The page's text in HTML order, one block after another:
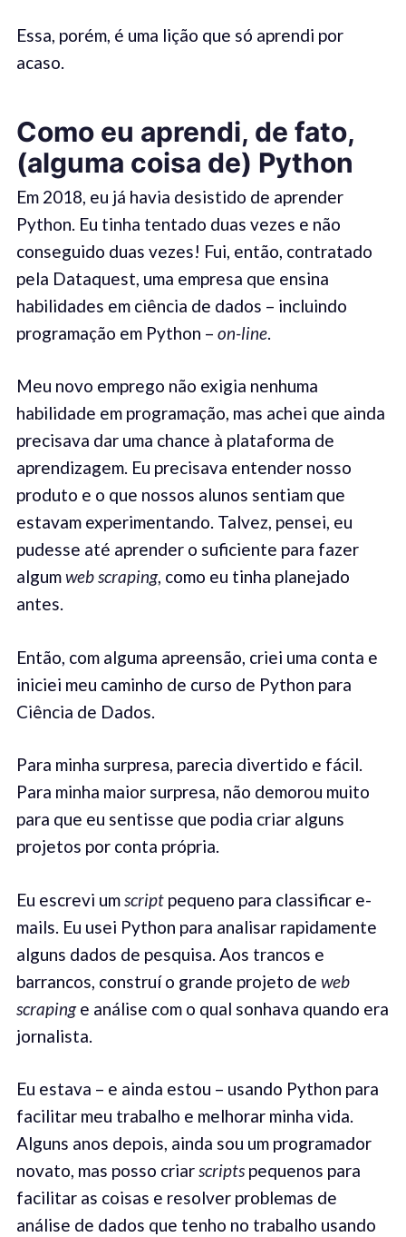
Essa, porém, é uma lição que só aprendi por
acaso.
Como eu aprendi, de fato,
(alguma coisa de) Python
Em 2018, eu já havia desistido de aprender
Python. Eu tinha tentado duas vezes e não
conseguido duas vezes! Fui, então, contratado
pela Dataquest, uma empresa que ensina
habilidades em ciência de dados – incluindo
programação em Python – on-line.
Meu novo emprego não exigia nenhuma
habilidade em programação, mas achei que ainda
precisava dar uma chance à plataforma de
aprendizagem. Eu precisava entender nosso
produto e o que nossos alunos sentiam que
estavam experimentando. Talvez, pensei, eu
pudesse até aprender o suficiente para fazer
algumweb scraping, como eu tinha planejado
antes.
Então, com alguma apreensão, criei uma conta e
iniciei meu caminho de curso de Python para
Ciência de Dados.
Para minha surpresa, parecia divertido e fácil.
Para minha maior surpresa, não demorou muito
para que eu sentisse que podia criar alguns
projetos por conta própria.
Eu escrevi umscriptpequeno para classificar e-
mails. Eu usei Python para analisar rapidamente
alguns dados de pesquisa. Aos trancos e
barrancos, construí o grande projeto de web
scrapinge análise com o qual sonhava quando era
jornalista.
Eu estava – e ainda estou – usando Python para
facilitar meu trabalho e melhorar minha vida.
Alguns anos depois, ainda sou um programador
novato, mas posso criarscriptspequenos para
facilitar as coisas e resolver problemas de
análise de dados que tenho no trabalho usando